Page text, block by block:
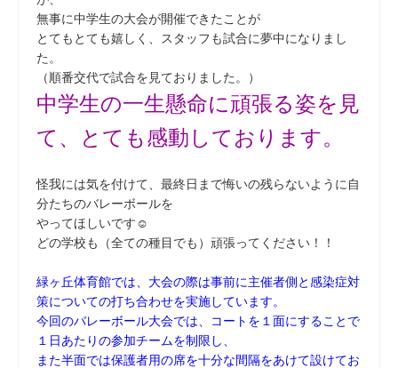
無事に中学生の大会が開催できたことが
とてもとても嬉しく、スタッフも試合に夢中になりまし
た。
（順番交代で試合を見ておりました。）
中学生の一生懸命に頑張る姿を見
て、とても感動しております。
怪我には気を付けて、最終日まで悔いの残らないように自
分たちのバレーボールを
やってほしいです☺
どの学校も（全ての種目でも）頑張ってください！！
緑ヶ丘体育館では、大会の際は事前に主催者側と感染症対
策についての打ち合わせを実施しています。
今回のバレーボール大会では、コートを１面にすることで
１日あたりの参加チームを制限し、
また半面では保護者用の席を十分な間隔をあけて設けてお